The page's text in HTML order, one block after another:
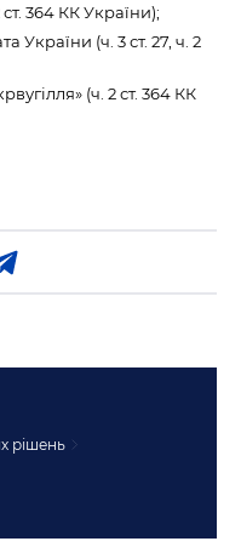
364 КК України);
України (ч. 3 ст. 27, ч. 2
(ч. 2 ст. 364 КК
рішень